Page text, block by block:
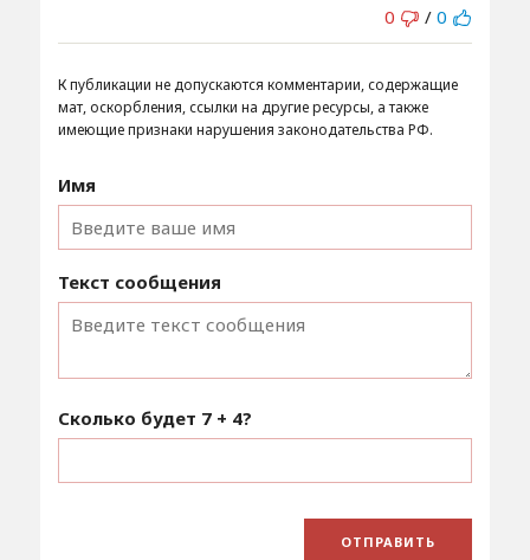
0 / 0
К публикации не допускаются комментарии, содержащие
мат, оскорбления, ссылки на другие ресурсы, а также
имеющие признаки нарушения законодательства РФ.
Имя
Текст сообщения
Сколько будет 7 + 4?